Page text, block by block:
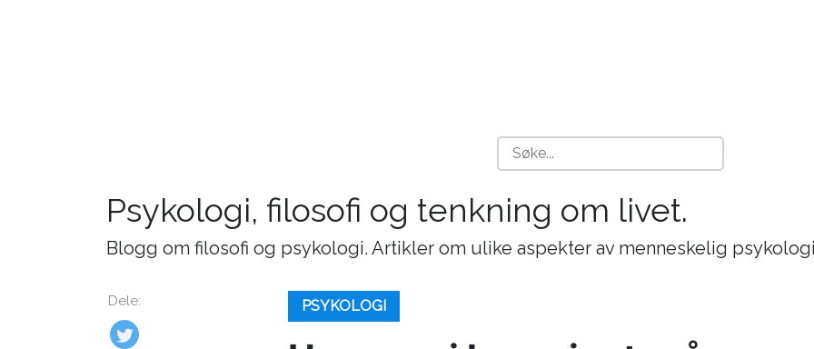
Psykologi, filosofi og tenkning om livet.
Blogg om filosofi og psykologi. Artikler om ulike aspekter av menneskelig
Dele: PSYKOLOGI